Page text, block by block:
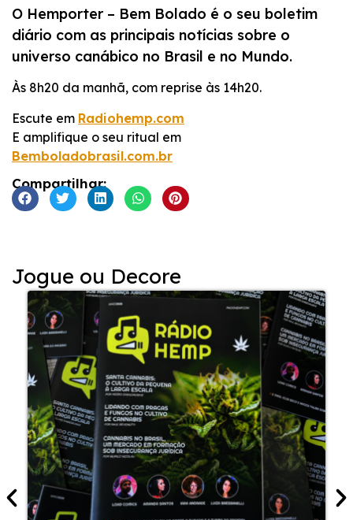
FEED RSS
LINK
O Hemporter – Bem Bolado é o seu boletim
diário com as principais notícias sobre o
universo canábico no Brasil e no Mundo.
Às 8h20 da manhã, com reprise às 14h20.
Escute em Radiohemp.com
E amplifique o seu ritual em
Bemboladobrasil.com.br
Compartilhar:
Jogue ou Decore